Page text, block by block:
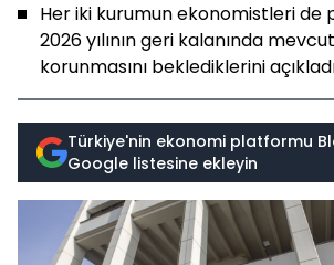
Her iki kurumun ekonomistleri de
2026 yılının geri kalanında
korunmasını beklediklerini
Türkiye'nin ekonomi platformu
Google listesine ekleyin